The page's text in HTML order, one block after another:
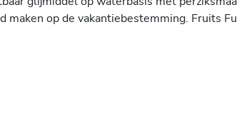
maken op de vakantiebestemming. Fruits